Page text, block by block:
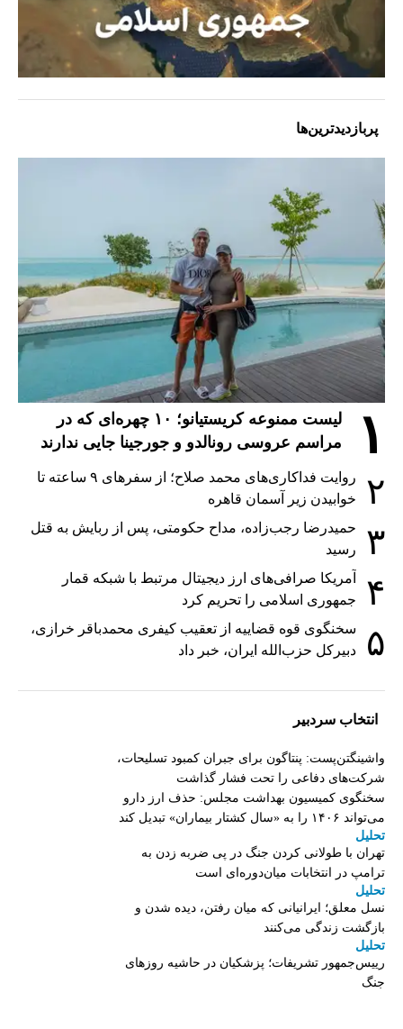
پربازدیدترین‌ها
۱
لیست ممنوعه کریستیانو؛ ۱۰ چهره‌ای که در
مراسم عروسی رونالدو و جورجینا جایی ندارند
۲
روایت فداکاری‌های محمد صلاح؛ از سفرهای ۹ ساعته تا
خوابیدن زیر آسمان قاهره
۳
حمیدرضا رجب‌زاده، مداح حکومتی، پس از ربایش به قتل
رسید
۴
آمریکا صرافی‌های ارز دیجیتال مرتبط با شبکه قمار
جمهوری اسلامی را تحریم کرد
۵
سخنگوی قوه قضاییه از تعقیب کیفری محمدباقر خرازی،
دبیر‌کل حزب‌الله ایران، خبر داد
انتخاب سردبیر
واشینگتن‌پست: پنتاگون برای جبران کمبود تسلیحات،
شرکت‌های دفاعی را تحت فشار گذاشت
سخنگوی کمیسیون بهداشت مجلس: حذف ارز دارو
می‌تواند ۱۴۰۶ را به «سال کشتار بیماران» تبدیل کند
تحلیل
تهران با طولانی کردن جنگ در پی ضربه زدن به
ترامپ در انتخابات میان‌دوره‌ای است
تحلیل
نسل معلق؛ ایرانیانی که میان رفتن، دیده شدن و
بازگشت زندگی می‌کنند
تحلیل
رییس‌جمهور تشریفات؛ پزشکیان در حاشیه روزهای
جنگ